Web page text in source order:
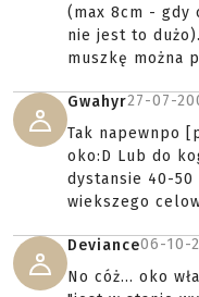
(max 8cm - gdy
nie jest to
muszkę można
Gwahyr27-07-
Tak napewnpo
oko:D Lub do
dystansie 40-
wiekszego
Deviance06-10-
No cóż... oko